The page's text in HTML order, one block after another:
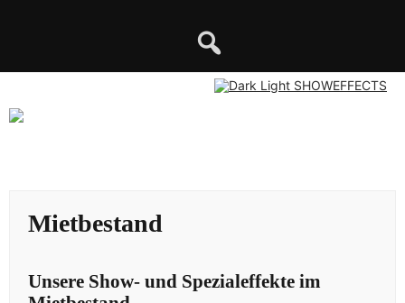
Mietbestand
Unsere Show- und Spezialeffekte im